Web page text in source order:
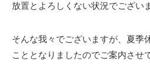
放置とよろしくない状況でござい
そんな我々でございますが、夏季
こととなりましたのでご案内させ